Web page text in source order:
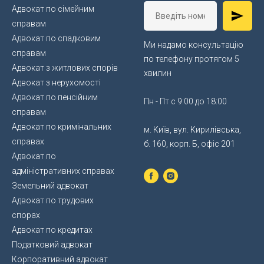
Адвокат по сімейним
справам
Адвокат по спадковим
справам
Адвокат з житлових спорів
Адвокат з нерухомості
Адвокат по пенсійним
справам
Адвокат по кримінальних
справах
Адвокат по
адміністративних справах
Земельний адвокат
Адвокат по трудових
спорах
Адвокат по кредитах
Податковий адвокат
Корпоративний адвокат
Ми надамо консультацію
по телефону протягом 5
хвилин
Пн - Пт с 9:00 до 18:00
м. Київ, вул. Кирилівська,
б. 160, корп. Б, офіс 201